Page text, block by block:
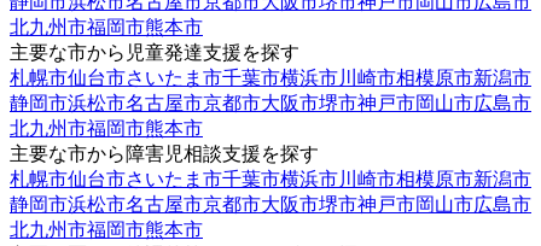
北九州市福岡市熊本市
主要な市から児童発達支援を探す
札幌市仙台市さいたま市千葉市横浜市川崎市相模原市新潟市
静岡市浜松市名古屋市京都市大阪市堺市神戸市岡山市広島市
北九州市福岡市熊本市
主要な市から障害児相談支援を探す
札幌市仙台市さいたま市千葉市横浜市川崎市相模原市新潟市
静岡市浜松市名古屋市京都市大阪市堺市神戸市岡山市広島市
北九州市福岡市熊本市